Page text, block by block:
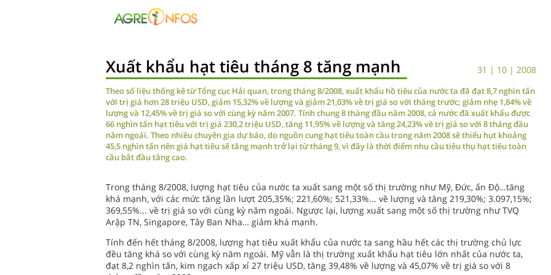
Xuất khẩu hạt tiêu tháng 8 tăng mạnh 31 | 10 | 2008
Theo số liệu thống kê từ Tổng cục Hải quan, trong tháng 8/2008, xuất khẩu hồ tiêu của nước ta đã đạt 8,7 nghìn tấn
với trị giá hơn 28 triệu USD, giảm 15,32% về lượng và giảm 21,03% về trị giá so với tháng trước; giảm nhẹ 1,84% về
lượng và 12,45% về trị giá so với cùng kỳ năm 2007. Tính chung 8 tháng đầu năm 2008, cả nước đã xuất khẩu được
66 nghìn tấn hạt tiêu với trị giá 230,2 triệu USD, tăng 11,95% về lượng và tăng 24,23% về trị giá so với 8 tháng đầu
năm ngoái. Theo nhiều chuyên gia dự báo, do nguồn cung hạt tiêu toàn cầu trong năm 2008 sẽ thiếu hụt khoảng
45,5 nghìn tấn nên giá hạt tiêu sẽ tăng mạnh trở lại từ tháng 9, vì đây là thời điểm nhu cầu tiêu thụ hạt tiêu toàn
cầu bắt đầu tăng cao.
Trong tháng 8/2008, lượng hạt tiêu của nước ta xuất sang một số thị trường như Mỹ, Đức, ấn Độ…tăng
khá mạnh, với các mức tăng lần lượt 205,35%; 221,60%; 521,33%... về lượng và tăng 219,30%; 3.097,15%;
369,55%... về trị giá so với cùng kỳ năm ngoái. Ngược lại, lượng xuất sang một số thị trường như TVQ
Arập TN, Singapore, Tây Ban Nha… giảm khá mạnh.
Tính đến hết tháng 8/2008, lượng hạt tiêu xuất khẩu của nước ta sang hầu hết các thị trường chủ lực
đều tăng khá so với cùng kỳ năm ngoái. Mỹ vẫn là thị trường xuất khẩu hạt tiêu lớn nhất của nước ta,
đạt 8,2 nghìn tấn, kim ngạch xấp xỉ 27 triệu USD, tăng 39,48% về lượng và 45,07% về trị giá so với 8